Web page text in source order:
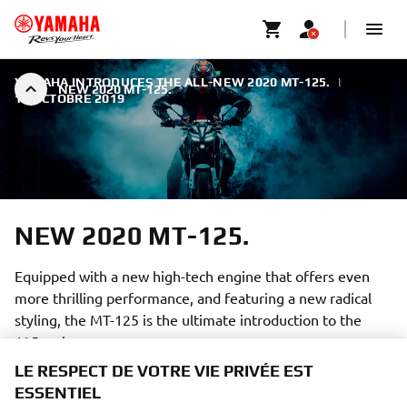
NEW 2020 MT-125.
YAMAHA INTRODUCES THE ALL-NEW 2020 MT-125.
|
15 OCTOBRE 2019
NEW 2020 MT-125.
Equipped with a new high-tech engine that offers even
more thrilling performance, and featuring a new radical
styling, the MT-125 is the ultimate introduction to the
125cc class.
LE RESPECT DE VOTRE VIE PRIVÉE EST
ESSENTIEL